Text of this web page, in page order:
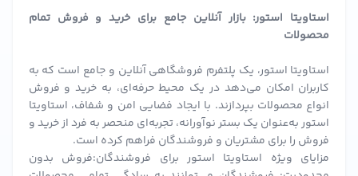
استاویتا استور: بازار آنلاین جامع برای خرید و فروش تمام
محصولات
استاویتا استور، یک پلتفرم فروشگاهی آنلاین و جامع است که به
کاربران امکان می‌دهد در یک محیط حرفه‌ای، به خرید و فروش
انواع محصولات بپردازند. با ایجاد فضایی امن و شفاف، استاویتا
استور به‌عنوان یک بستر نوآورانه، تجربه‌ای منحصر به فرد از خرید و
فروش را برای مشتریان و فروشندگان فراهم کرده است.
مزایای ویژه استاویتا استور برای فروشندگان:فروش بدون